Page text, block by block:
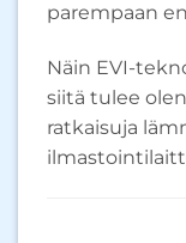
parempaan
Näin EVI-
siitä tulee
ratkaisuja